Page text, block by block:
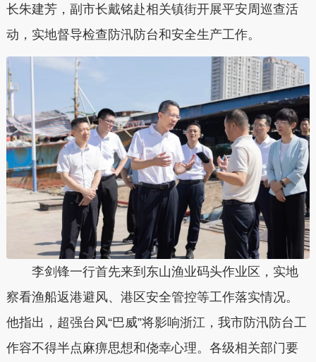
长朱建芳，副市长戴铭赴相关镇街开展平安周巡查活
动，实地督导检查防汛防台和安全生产工作。
李剑锋一行首先来到东山渔业码头作业区，实地
察看渔船返港避风、港区安全管控等工作落实情况。
他指出，超强台风“巴威”将影响浙江，我市防汛防台工
作容不得半点麻痹思想和侥幸心理。各级相关部门要